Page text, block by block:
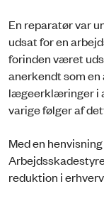
En reparatør var
udsat for en
forinden været
anerkendt som
lægeerklæringer i
varige følger af
Med en
reduktion i